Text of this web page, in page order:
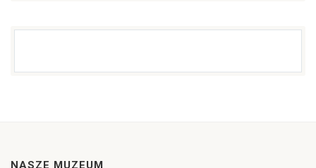
NASZE MUZEUM